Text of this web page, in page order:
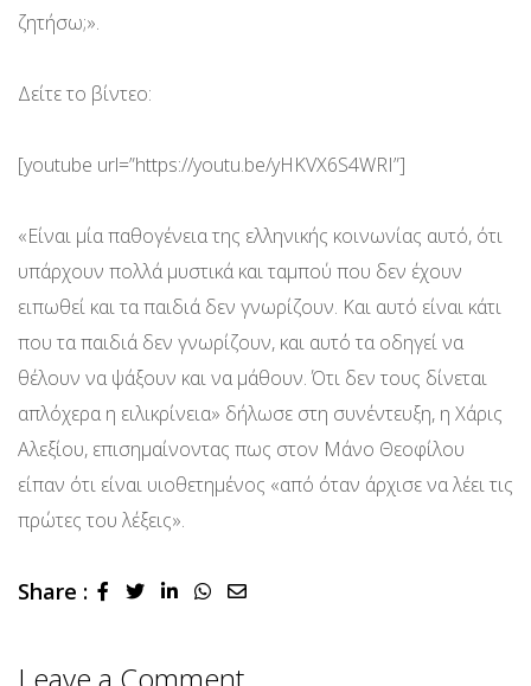
ζητήσω;».
Δείτε το βίντεο:
[youtube url=”https://youtu.be/yHKVX6S4WRI”]
«Είναι μία παθογένεια της ελληνικής κοινωνίας αυτό, ότι
υπάρχουν πολλά μυστικά και ταμπού που δεν έχουν
ειπωθεί και τα παιδιά δεν γνωρίζουν. Και αυτό είναι κάτι
που τα παιδιά δεν γνωρίζουν, και αυτό τα οδηγεί να
θέλουν να ψάξουν και να μάθουν. Ότι δεν τους δίνεται
απλόχερα η ειλικρίνεια» δήλωσε στη συνέντευξη, η Χάρις
Αλεξίου, επισημαίνοντας πως στον Μάνο Θεοφίλου
είπαν ότι είναι υιοθετημένος «από όταν άρχισε να λέει τις
πρώτες του λέξεις».
Share : LinkedInWhatsapp
Share
Leave a Comment